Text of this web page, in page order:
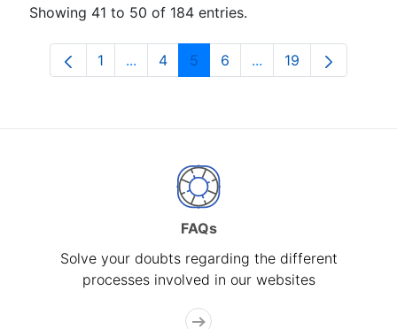
Showing 41 to 50 of 184 entries.
Page
1 ...Intermediate Pages Use TAB to
Page
4 Page
5 Page
6 ...Intermediate Pages
Page
19
FAQs
Solve your doubts regarding the different
processes involved in our websites